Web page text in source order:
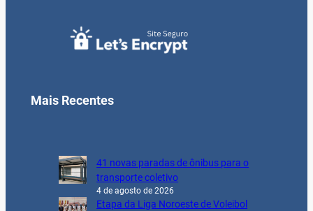
Mais Recentes
41 novas paradas de ônibus para o
transporte coletivo
4 de agosto de 2026
Etapa da Liga Noroeste de Voleibol